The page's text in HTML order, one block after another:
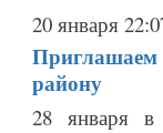
20 января
Приглашаем
району
28 января в